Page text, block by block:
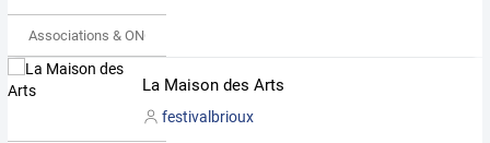
Associations & ONG
La Maison des Arts
festivalbrioux